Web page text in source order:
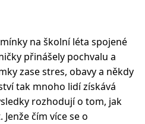
na školní léta spojené
přinášely pochvalu a
zase stres, obavy a někdy
tak mnoho lidí získává
rozhodují o tom, jak
čím více se o